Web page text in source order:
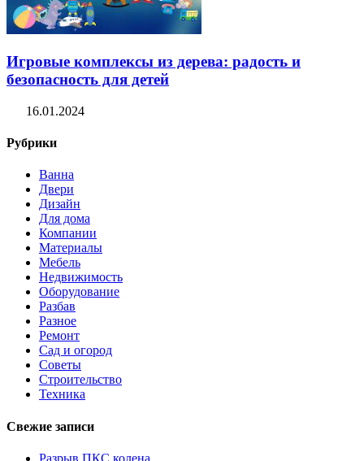
Игровые комплексы из дерева: радость и
безопасность для детей
16.01.2024
Рубрики
Ванна
Двери
Дизайн
Для дома
Компании
Материалы
Мебель
Недвижимость
Оборудование
Разбав
Разное
Ремонт
Сад и огород
Советы
Строительство
Техника
Свежие записи
Разрыв ПКС колена